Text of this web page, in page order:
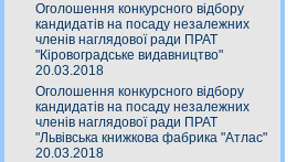
Оголошення конкурсного відбору
кандидатів на посаду незалежних
членів наглядової ради ПРАТ
"Кіровоградське видавництво"
20.03.2018
Оголошення конкурсного відбору
кандидатів на посаду незалежних
членів наглядової ради ПРАТ
"Львівська книжкова фабрика "Атлас"
20.03.2018